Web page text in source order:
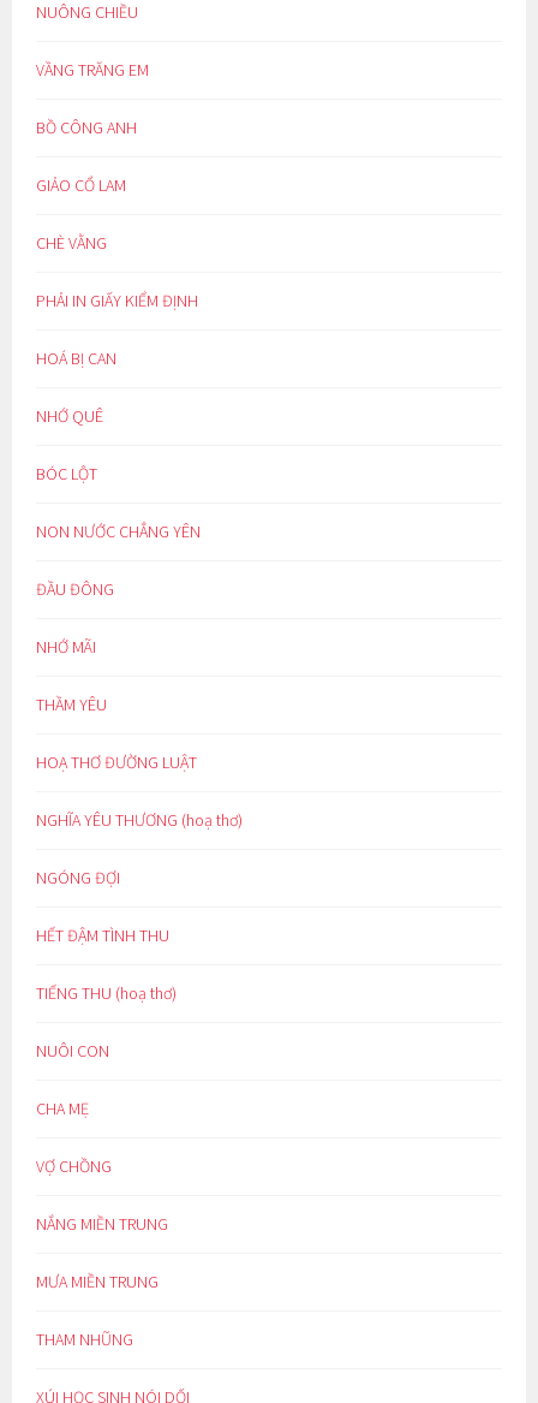
NUÔNG CHIỀU
VẦNG TRĂNG EM
BỒ CÔNG ANH
GIẢO CỔ LAM
CHÈ VẰNG
PHẢI IN GIẤY KIỂM ĐỊNH
HOÁ BỊ CAN
NHỚ QUÊ
BÓC LỘT
NON NƯỚC CHẲNG YÊN
ĐẦU ĐÔNG
NHỚ MÃI
THẦM YÊU
HOẠ THƠ ĐƯỜNG LUẬT
NGHĨA YÊU THƯƠNG (hoạ thơ)
NGÓNG ĐỢI
HẾT ĐẬM TÌNH THU
TIẾNG THU (hoạ thơ)
NUÔI CON
CHA MẸ
VỢ CHỒNG
NẮNG MIỀN TRUNG
MƯA MIỀN TRUNG
THAM NHŨNG
XÚI HỌC SINH NÓI DỐI